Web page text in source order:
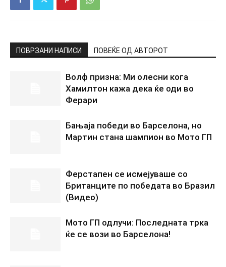
ПОВРЗАНИ НАПИСИ ПОВЕЌЕ ОД АВТОРОТ
Волф призна: Ми олесни кога
Хамилтон кажа дека ќе оди во
Ферари
Бањаја победи во Барселона, но
Мартин стана шампион во Мото ГП
Ферстапен се исмејуваше со
Британците по победата во Бразил
(Видео)
Мото ГП одлучи: Последната трка
ќе се вози во Барселона!